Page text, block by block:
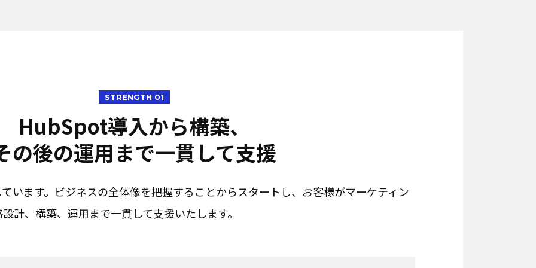
STRENGTH 01
HubSpot導入から構築、
の後の運用まで一貫して支援
います。ビジネスの全体像を把握することからスタートし、お客様がマーケティン
計、構築、運用まで一貫して支援いたします。